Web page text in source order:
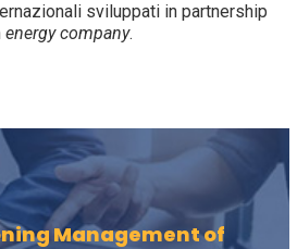
sviluppati in partnership
energy company.
Management of